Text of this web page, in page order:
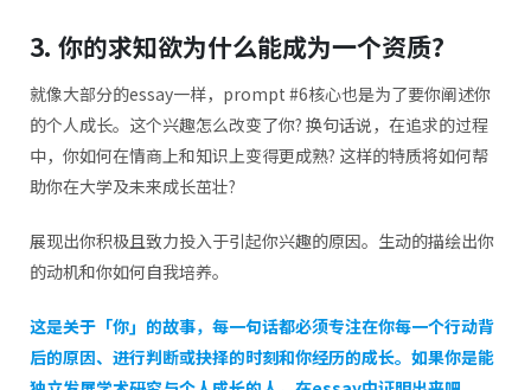
3. 你的求知欲为什么能成为一个资质?
就像大部分的essay一样，prompt #6核心也是为了要你阐述你
的个人成长。这个兴趣怎么改变了你? 换句话说，在追求的过程
中，你如何在情商上和知识上变得更成熟? 这样的特质将如何帮
助你在大学及未来成长茁壮?
展现出你积极且致力投入于引起你兴趣的原因。生动的描绘出你
的动机和你如何自我培养。
这是关于「你」的故事，每一句话都必须专注在你每一个行动背
后的原因、进行判断或抉择的时刻和你经历的成长。如果你是能